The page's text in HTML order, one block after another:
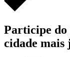
Participe do
cidade mais